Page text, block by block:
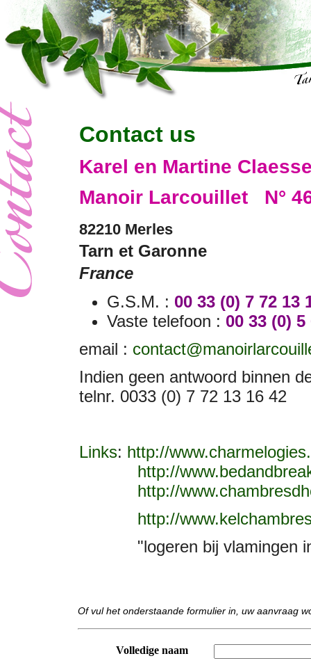
Contact us
Karel en Martine
Manoir Larcouillet N°
82210 Merles
Tarn et Garonne
France
G.S.M. : 00 33 (0) 7 72 13
Vaste telefoon : 00 33 (0) 5
email :
Indien geen antwoord binnen
telnr. 0033 (0) 7 72 13 16 42
Links: http://
http://
http://
http://
"logeren bij vlamingen in
Of vul het onderstaande formulier in, uw aanvraag
Volledige naam